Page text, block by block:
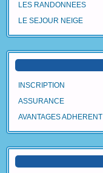
Album
Avantages Adhérent
Contact
Blog
LES RANDONNEES
LE SEJOUR NEIGE
INSCRIPTION
ASSURANCE
AVANTAGES ADHERENT